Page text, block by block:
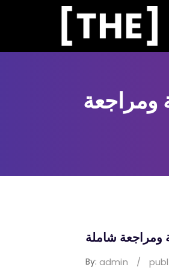
ومراجعة
ومراجعة شاملة
By: admin /